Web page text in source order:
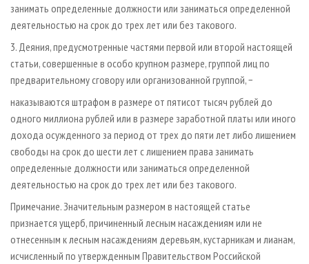
занимать определенные должности или заниматься определенной
деятельностью на срок до трех лет или без такового.
3. Деяния, предусмотренные частями первой или второй настоящей
статьи, совершенные в особо крупном размере, группой лиц по
предварительному сговору или организованной группой, −
наказываются штрафом в размере от пятисот тысяч рублей до
одного миллиона рублей или в размере заработной платы или иного
дохода осужденного за период от трех до пяти лет либо лишением
свободы на срок до шести лет с лишением права занимать
определенные должности или заниматься определенной
деятельностью на срок до трех лет или без такового.
Примечание. Значительным размером в настоящей статье
признается ущерб, причиненный лесным насаждениям или не
отнесенным к лесным насаждениям деревьям, кустарникам и лианам,
исчисленный по утвержденным Правительством Российской